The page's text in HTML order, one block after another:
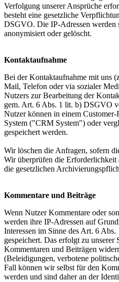
Verfolgung unserer Ansprüche
besteht eine gesetzliche
DSGVO. Die IP-Adressen werden
anonymisiert oder gelöscht.
Kontaktaufnahme
Bei der Kontaktaufnahme mit uns
Mail, Telefon oder via sozialer
Nutzers zur Bearbeitung der
gem. Art. 6 Abs. 1 lit. b) DSGVO
Nutzer können in einem
System ("CRM System") oder
gespeichert werden.
Wir löschen die Anfragen, sofern
Wir überprüfen die Erforderlichkeit
die gesetzlichen
Kommentare und Beiträge
Wenn Nutzer Kommentare oder
werden ihre IP-Adressen auf
Interessen im Sinne des Art. 6
gespeichert. Das erfolgt zu unserer
Kommentaren und Beiträgen
(Beleidigungen, verbotene
Fall können wir selbst für den
werden und sind daher an der